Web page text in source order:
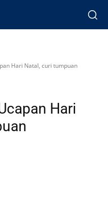
Hari Natal, curi tumpuan
Hari